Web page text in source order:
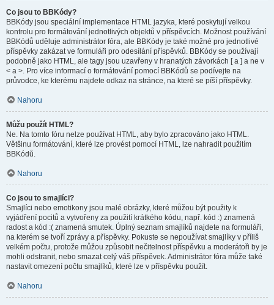
Co jsou to BBKódy?
BBKódy jsou speciální implementace HTML jazyka, které poskytují velkou
kontrolu pro formátování jednotlivých objektů v příspěvcích. Možnost používání
BBKódů uděluje administrátor fóra, ale BBKódy je také možné pro jednotlivé
příspěvky zakázat ve formuláři pro odesílání příspěvků. BBKódy se používají
podobně jako HTML, ale tagy jsou uzavřeny v hranatých závorkách [ a ] a ne v
< a >. Pro více informací o formátování pomocí BBKódů se podívejte na
průvodce, ke kterému najdete odkaz na stránce, na které se píší příspěvky.
Nahoru
Můžu použít HTML?
Ne. Na tomto fóru nelze používat HTML, aby bylo zpracováno jako HTML.
Většinu formátování, které lze provést pomocí HTML, lze nahradit použitím
BBKódů.
Nahoru
Co jsou to smajlíci?
Smajlíci nebo emotikony jsou malé obrázky, které můžou být použity k
vyjádření pocitů a vytvořeny za použití krátkého kódu, např. kód :) znamená
radost a kód :( znamená smutek. Úplný seznam smajlíků najdete na formuláři,
na kterém se tvoří zprávy a příspěvky. Pokuste se nepoužívat smajlíky v příliš
velkém počtu, protože můžou způsobit nečitelnost příspěvku a moderátoři by je
mohli odstranit, nebo smazat celý váš příspěvek. Administrátor fóra může také
nastavit omezení počtu smajlíků, které lze v příspěvku použít.
Nahoru